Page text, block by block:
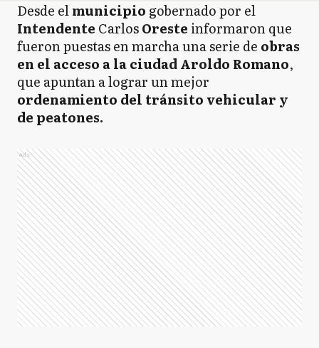
Desde elmunicipio gobernado por el
Intendente CarlosOreste informaron que
fueron puestas en marcha una serie de obras
en el acceso a la ciudad Aroldo Romano,
que apuntan a lograr un mejor
ordenamiento del tránsito vehicular y
de peatones.
Ads